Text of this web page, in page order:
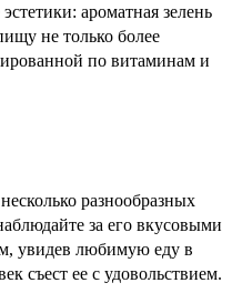
ароматная зелень
не только более
по витаминам и
разнообразных
за его вкусовыми
увидев любимую еду в
съест ее с удовольствием.